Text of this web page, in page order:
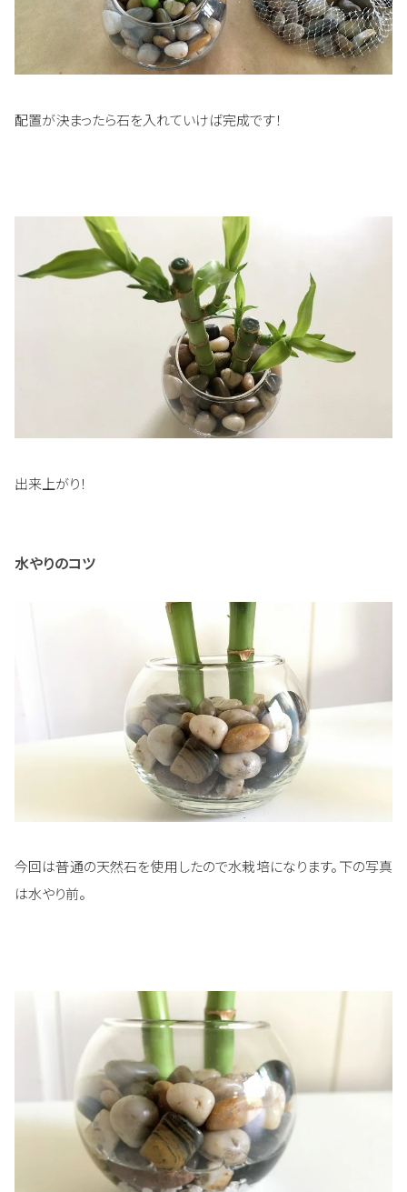
配置が決まったら石を入れていけば完成です！
出来上がり！
水やりのコツ
今回は普通の天然石を使用したので水栽培になります。下の写真
は水やり前。